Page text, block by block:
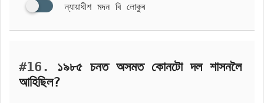
ন্যায়াধীশ মদন বি লোকুৰ
#16.
১৯৮৫ চনত অসমত কোনটো দল শাসনলৈ
আহিছিল?